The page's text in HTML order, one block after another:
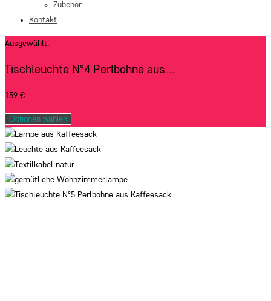
Zubehör
Kontakt
Ausgewählt:
Tischleuchte N°4 Perlbohne aus…
159 €
Optionen wählen